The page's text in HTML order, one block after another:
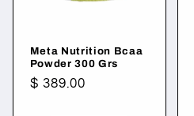
Meta Nutrition Bcaa
Powder 300 Grs
Precio
$ 389.00